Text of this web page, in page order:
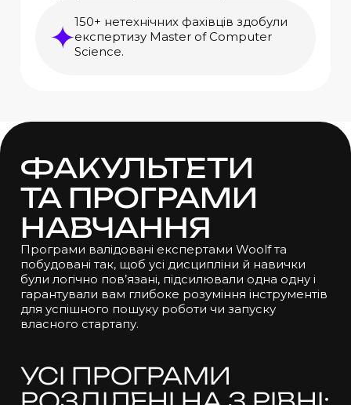
150+ нетехнічних фахівців здобули
експертизу Master of Computer
Science.
ФАКУЛЬТЕТИ
ТА ПРОГРАМИ
НАВЧАННЯ
Програми валідовані експертами Woolf та
побудовані так, щоб усі дисципліни й навички
були логічно пов’язані, підсилювали одна одну і
гарантували вам глибоке розуміння інструментів
для успішного пошуку роботи чи запуску
власного стартапу.
УСІ ПРОГРАМИ